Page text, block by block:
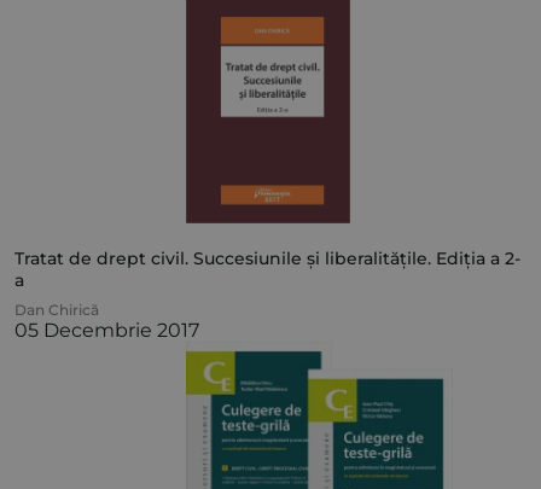
Tratat de drept civil. Succesiunile și liberalitățile. Ediția a 2-
a
Dan Chirică
05 Decembrie 2017